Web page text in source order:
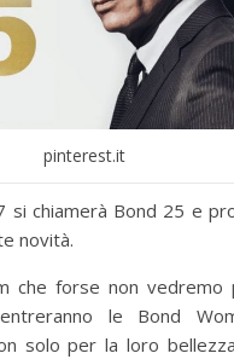
pinterest.it
si chiamerà Bond 25 e
novità.
che forse non vedremo
le Bond
solo per la loro